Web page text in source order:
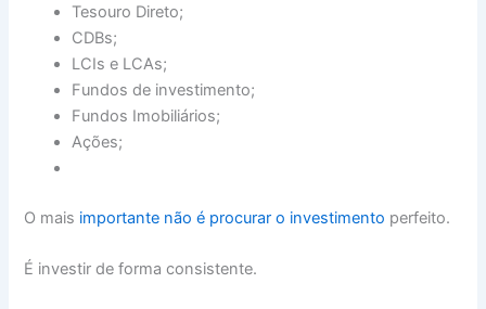
Tesouro Direto;
CDBs;
LCIs e LCAs;
Fundos de investimento;
Fundos Imobiliários;
Ações;
O mais importante não é procurar o investimento perfeito.
É investir de forma consistente.